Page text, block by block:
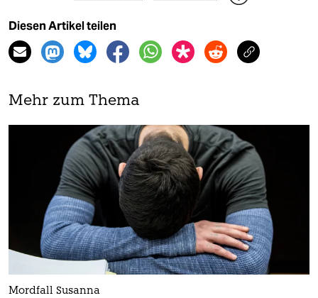
Diesen Artikel teilen
Mehr zum Thema
Mordfall Susanna